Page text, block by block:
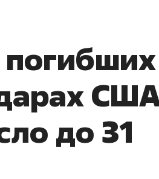
до 31
бизнес может
минимум
бизнесу выйти на зарубежные
почему надо знать аксакалов и
интересен Оман?